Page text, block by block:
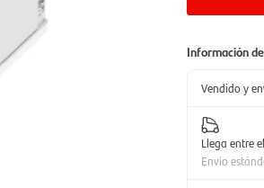
Información
Vendido y
Llega entre el
Envío